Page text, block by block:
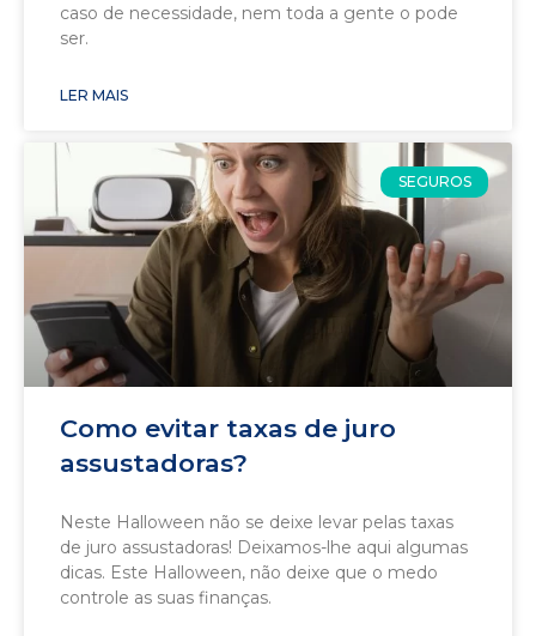
caso de necessidade, nem toda a gente o pode
ser.
LER MAIS
SEGUROS
Como evitar taxas de juro
assustadoras?
Neste Halloween não se deixe levar pelas taxas
de juro assustadoras! Deixamos-lhe aqui algumas
dicas. Este Halloween, não deixe que o medo
controle as suas finanças.